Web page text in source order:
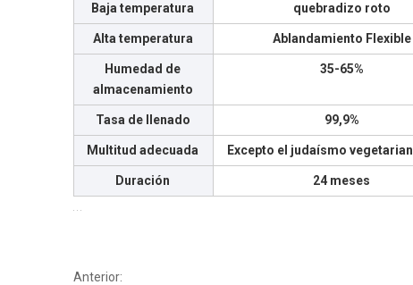
Baja temperatura quebradizo roto
Alta temperatura Ablandamiento Flexible
Humedad de
almacenamiento
35-65%
Tasa de llenado 99,9%
Multitud adecuada Excepto el judaísmo
Duración 24 meses
Anterior: